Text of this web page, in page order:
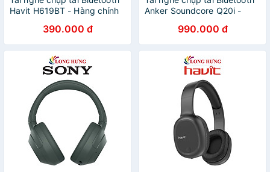
Havit H619BT - Hàng chính
390.000 đ
Anker Soundcore Q20i -
990.000 đ